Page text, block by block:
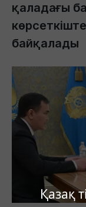
Қазақ
қаладағы
байқалады